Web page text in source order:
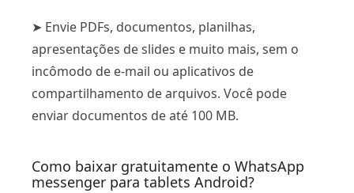
➤ Envie PDFs, documentos, planilhas,
apresentações de slides e muito mais, sem o
incômodo de e-mail ou aplicativos de
compartilhamento de arquivos. Você pode
enviar documentos de até 100 MB.
Como baixar gratuitamente o WhatsApp
messenger para tablets Android?